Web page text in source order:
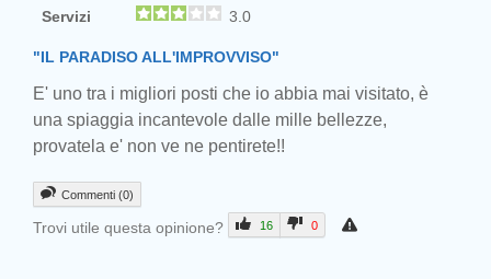
Servizi
3.0
"IL PARADISO ALL'IMPROVVISO"
E' uno tra i migliori posti che io abbia mai visitato, è
una spiaggia incantevole dalle mille bellezze,
provatela e' non ve ne pentirete!!
Commenti (0)
Trovi utile questa opinione? 16 0